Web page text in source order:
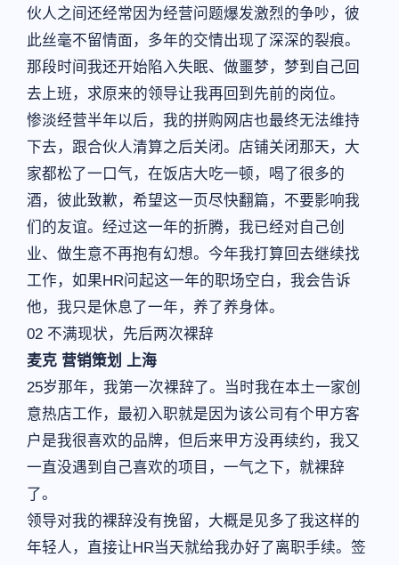
伙人之间还经常因为经营问题爆发激烈的争吵，彼
此丝毫不留情面，多年的交情出现了深深的裂痕。
那段时间我还开始陷入失眠、做噩梦，梦到自己回
去上班，求原来的领导让我再回到先前的岗位。
惨淡经营半年以后，我的拼购网店也最终无法维持
下去，跟合伙人清算之后关闭。店铺关闭那天，大
家都松了一口气，在饭店大吃一顿，喝了很多的
酒，彼此致歉，希望这一页尽快翻篇，不要影响我
们的友谊。经过这一年的折腾，我已经对自己创
业、做生意不再抱有幻想。今年我打算回去继续找
工作，如果HR问起这一年的职场空白，我会告诉
他，我只是休息了一年，养了养身体。
02 不满现状，先后两次裸辞
麦克 营销策划 上海
25岁那年，我第一次裸辞了。当时我在本土一家创
意热店工作，最初入职就是因为该公司有个甲方客
户是我很喜欢的品牌，但后来甲方没再续约，我又
一直没遇到自己喜欢的项目，一气之下，就裸辞
了。
领导对我的裸辞没有挽留，大概是见多了我这样的
年轻人，直接让HR当天就给我办好了离职手续。签